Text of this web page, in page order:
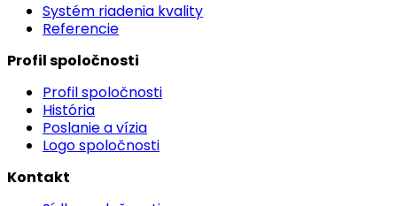
Systém riadenia kvality
Referencie
Profil spoločnosti
Profil spoločnosti
História
Poslanie a vízia
Logo spoločnosti
Kontakt